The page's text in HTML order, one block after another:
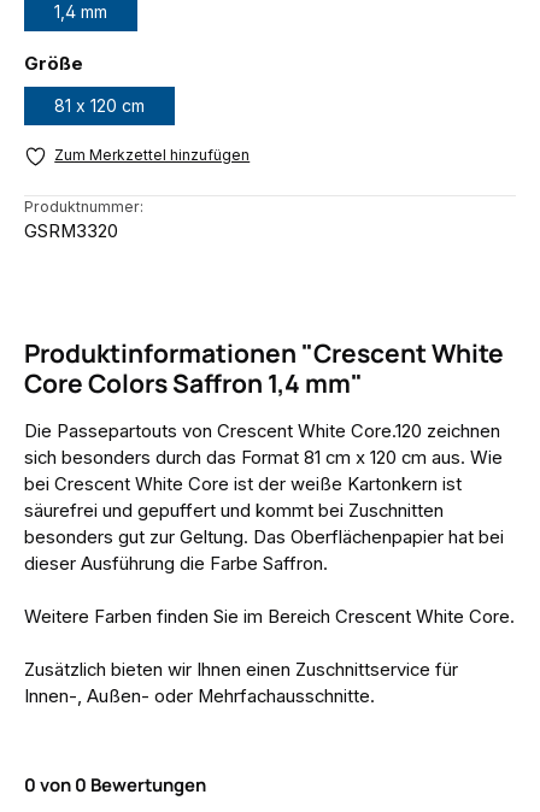
1,4 mm
Größe
81 x 120 cm
Zum Merkzettel hinzufügen
Produktnummer:
GSRM3320
Produktinformationen "Crescent White
Core Colors Saffron 1,4 mm"
Die Passepartouts von Crescent White Core.120 zeichnen
sich besonders durch das Format 81 cm x 120 cm aus. Wie
bei Crescent White Core ist der weiße Kartonkern ist
säurefrei und gepuffert und kommt bei Zuschnitten
besonders gut zur Geltung. Das Oberflächenpapier hat bei
dieser Ausführung die Farbe Saffron.
Weitere Farben finden Sie im Bereich Crescent White Core.
Zusätzlich bieten wir Ihnen einen Zuschnittservice für
Innen-, Außen- oder Mehrfachausschnitte.
0 von 0 Bewertungen